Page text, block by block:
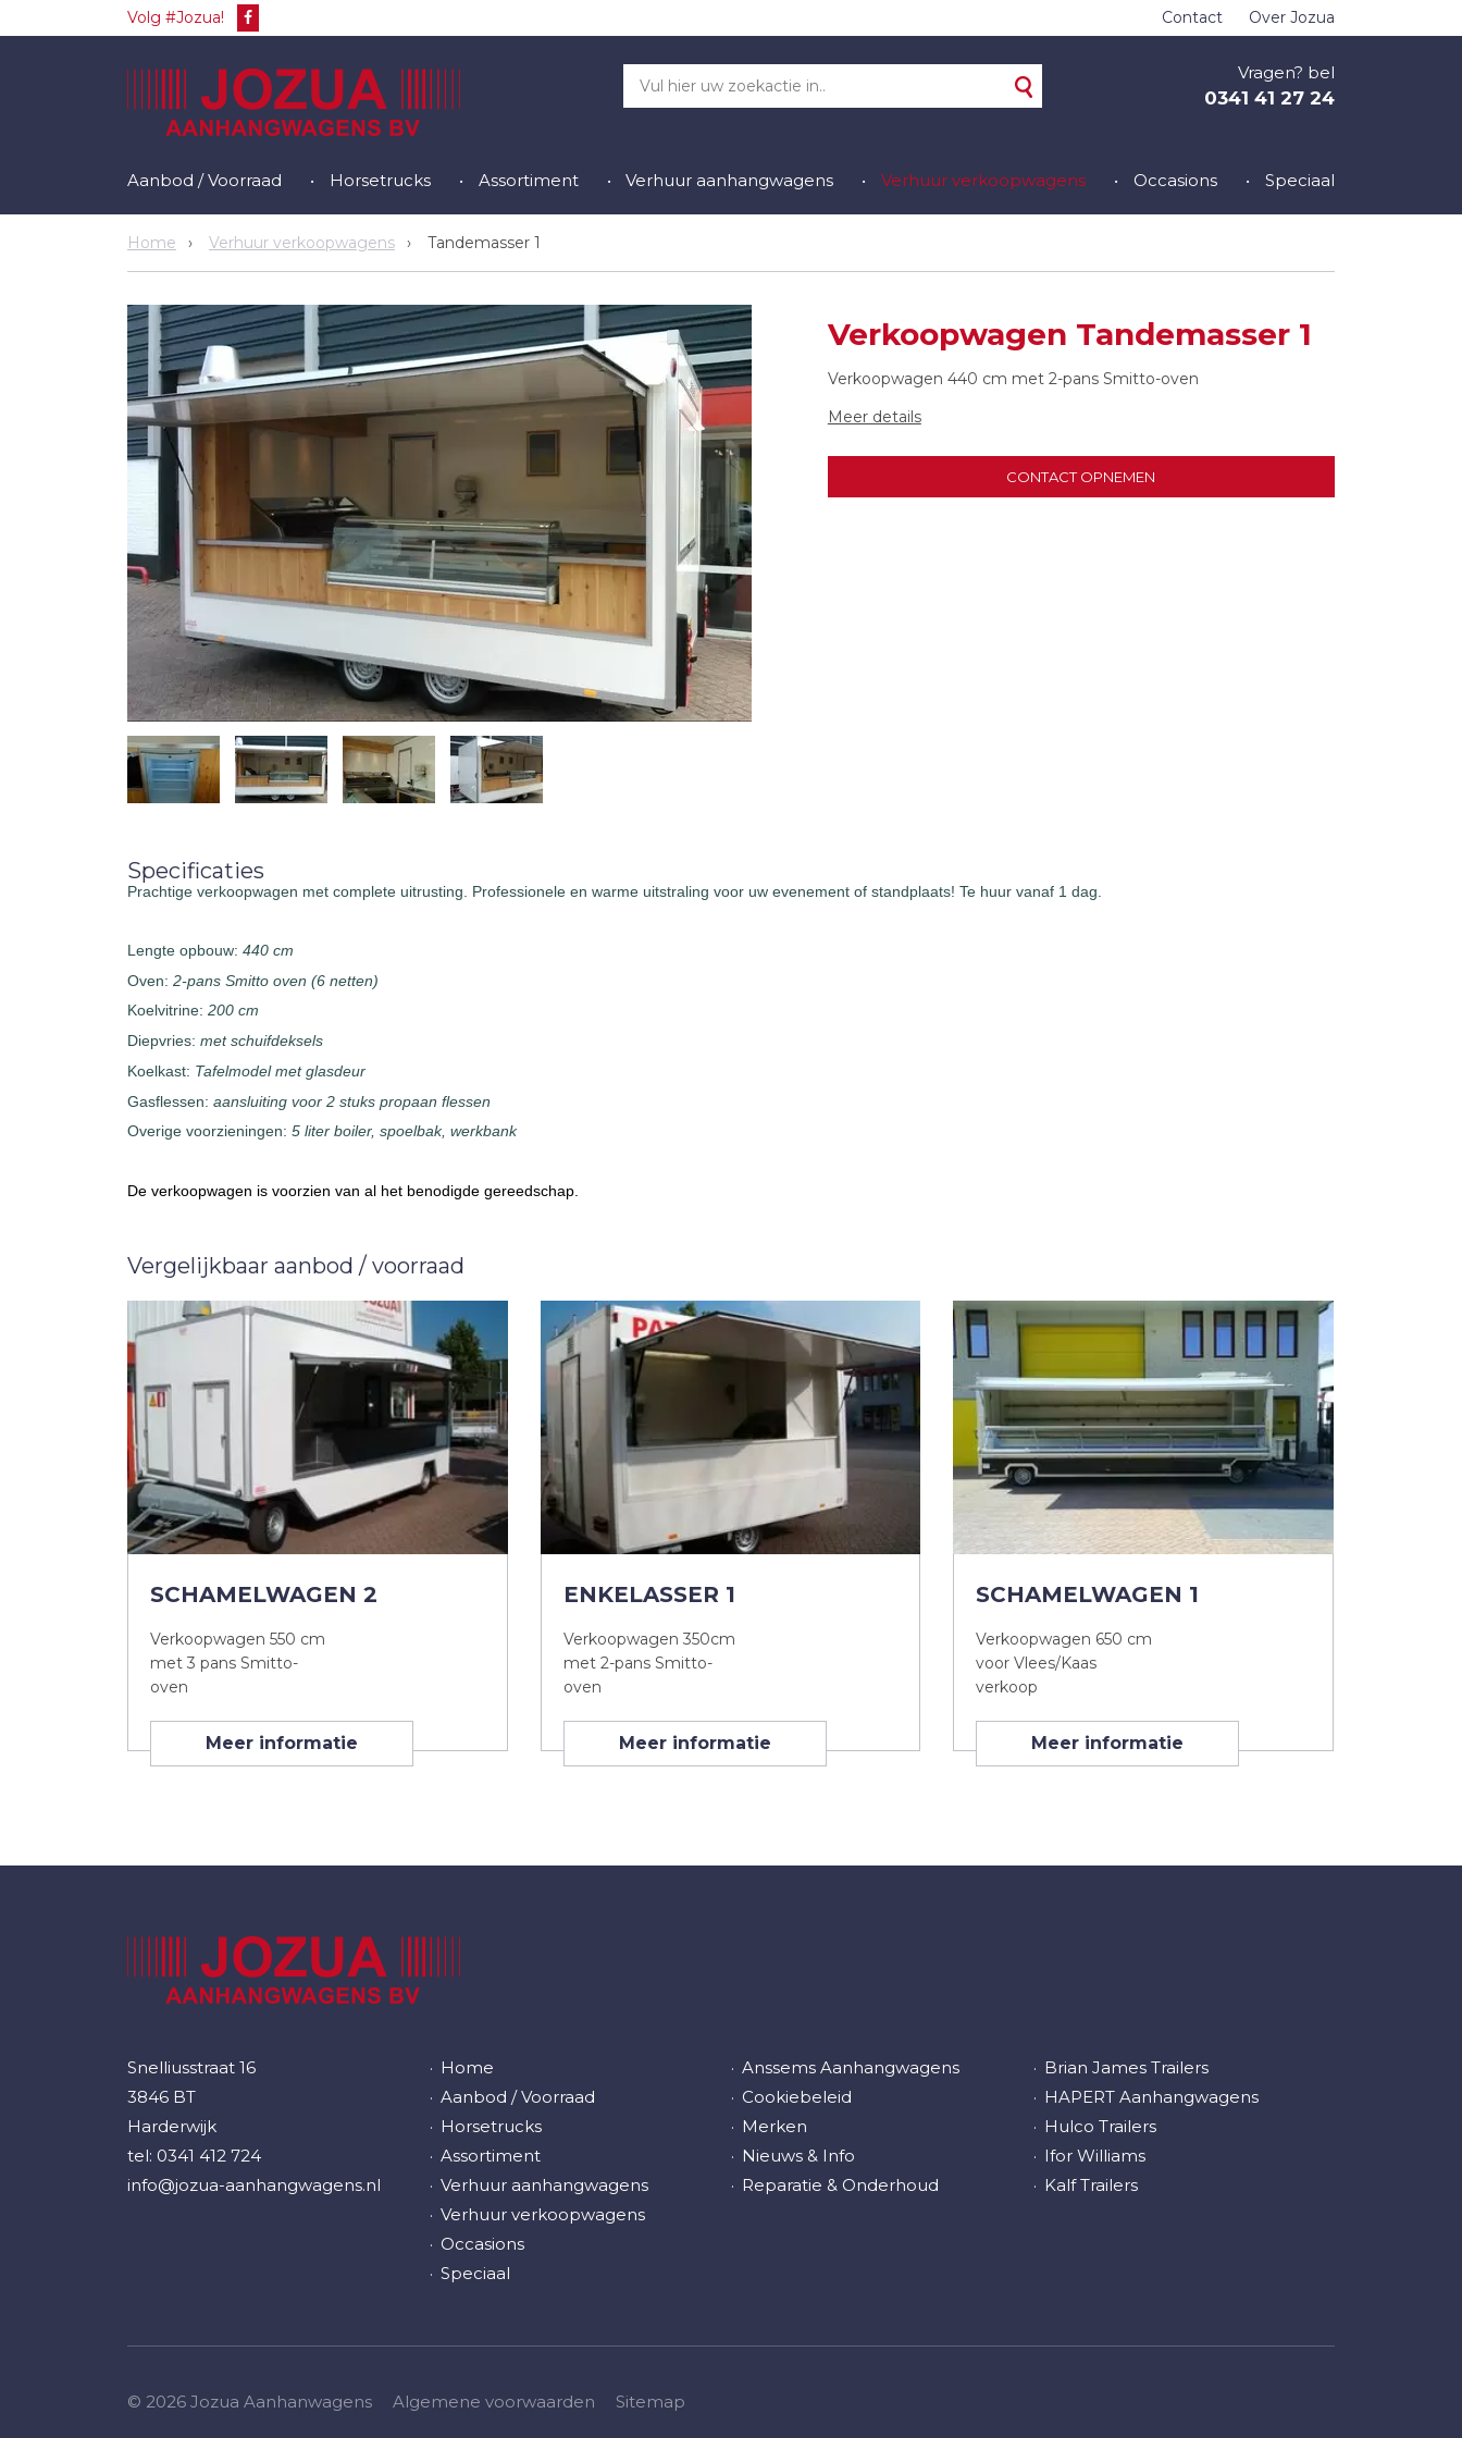
Volg #Jozua! Contact Over Jozua
Vragen? bel
0341 41 27 24
Aanbod / Voorraad Horsetrucks Assortiment Verhuur aanhangwagens Verhuur verkoopwagens Occasions Speciaal
Home Verhuur verkoopwagens Tandemasser 1
Verkoopwagen Tandemasser 1
Verkoopwagen 440 cm met 2-pans Smitto-oven
Meer details
CONTACT OPNEMEN
Specificaties
Prachtige verkoopwagen met complete uitrusting. Professionele en warme uitstraling voor uw evenement of standplaats! Te huur vanaf 1 dag.
Lengte opbouw: 440 cm
Oven: 2-pans Smitto oven (6 netten)
Koelvitrine: 200 cm
Diepvries: met schuifdeksels
Koelkast: Tafelmodel met glasdeur
Gasflessen: aansluiting voor 2 stuks propaan flessen
Overige voorzieningen: 5 liter boiler, spoelbak, werkbank
De verkoopwagen is voorzien van al het benodigde gereedschap.
Vergelijkbaar aanbod / voorraad
SCHAMELWAGEN 2
Verkoopwagen 550 cm
met 3 pans Smitto-
oven
Meer informatie
ENKELASSER 1
Verkoopwagen 350cm
met 2-pans Smitto-
oven
Meer informatie
SCHAMELWAGEN 1
Verkoopwagen 650 cm
voor Vlees/Kaas
verkoop
Meer informatie
Snelliusstraat 16
3846 BT
Harderwijk
tel: 0341 412 724
info@jozua-aanhangwagens.nl
Home
Aanbod / Voorraad
Horsetrucks
Assortiment
Verhuur aanhangwagens
Verhuur verkoopwagens
Occasions
Speciaal
Anssems Aanhangwagens
Cookiebeleid
Merken
Nieuws & Info
Reparatie & Onderhoud
Brian James Trailers
HAPERT Aanhangwagens
Hulco Trailers
Ifor Williams
Kalf Trailers
© 2026 Jozua Aanhanwagens Algemene voorwaarden Sitemap